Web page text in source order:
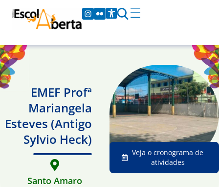
EMEF Profª
Mariangela
Esteves (Antigo
Sylvio Heck)
Santo Amaro
Veja o cronograma de
atividades